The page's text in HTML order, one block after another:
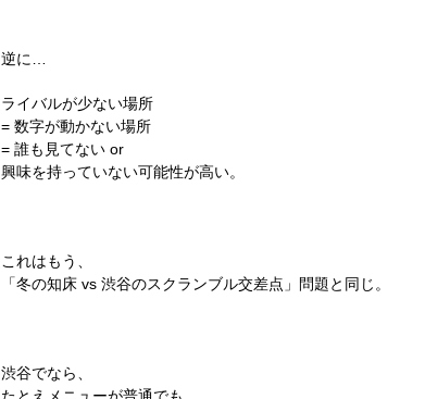
逆に…
ライバルが少ない場所
= 数字が動かない場所
= 誰も見てない or
興味を持っていない可能性が高い。
これはもう、
「冬の知床 vs 渋谷のスクランブル交差点」問題と同じ。
渋谷でなら、